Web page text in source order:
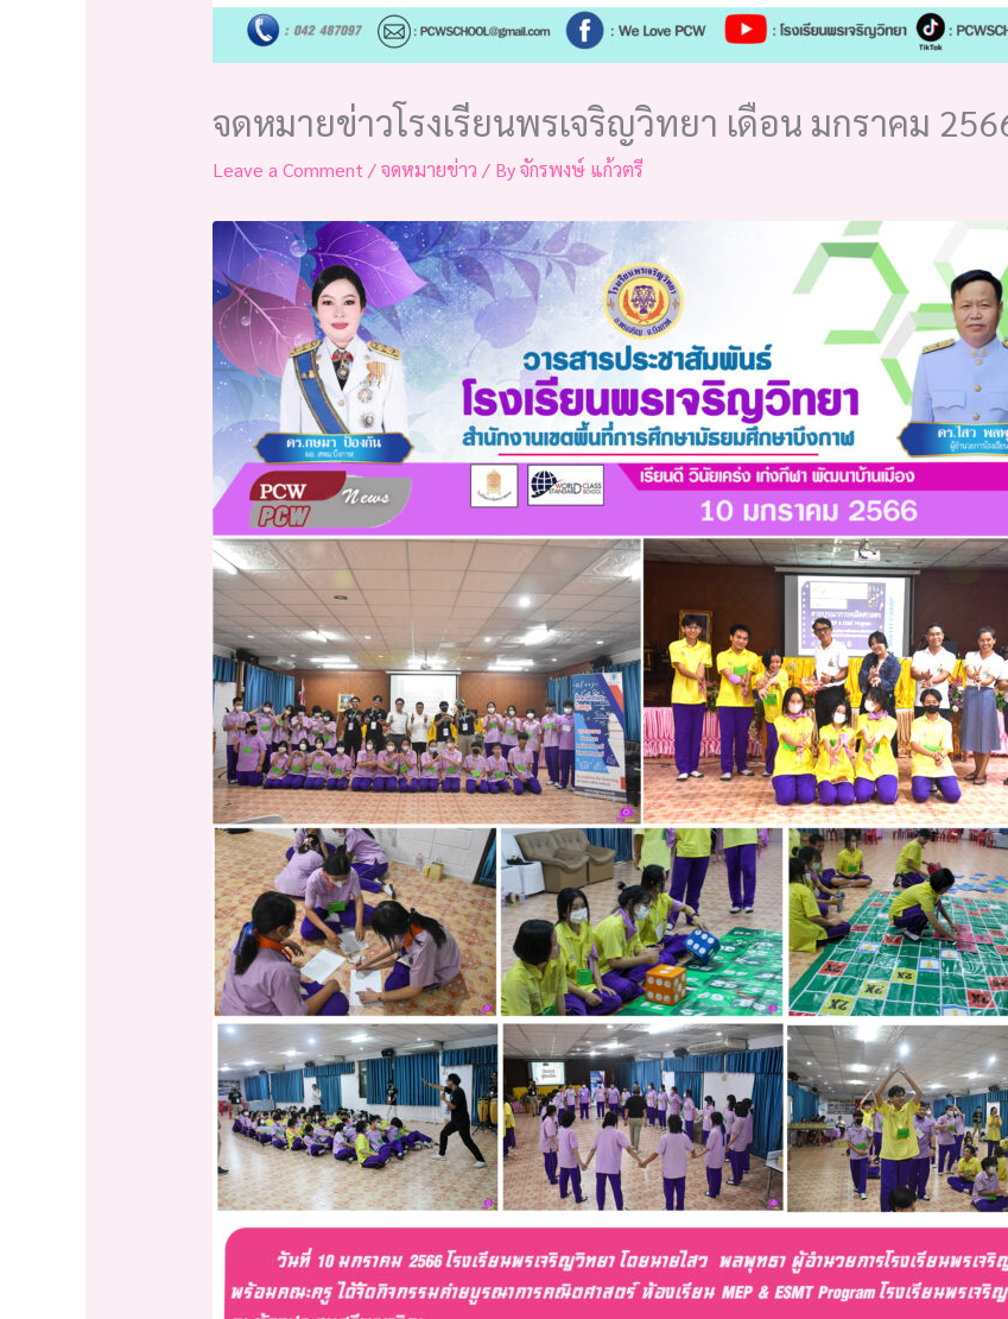
จดหมายข่าวโรงเรียนพรเจริญวิทยา เดือน มกราคม
Leave a Comment /จดหมายข่าว / Byจักรพงษ์ แก้วตรี